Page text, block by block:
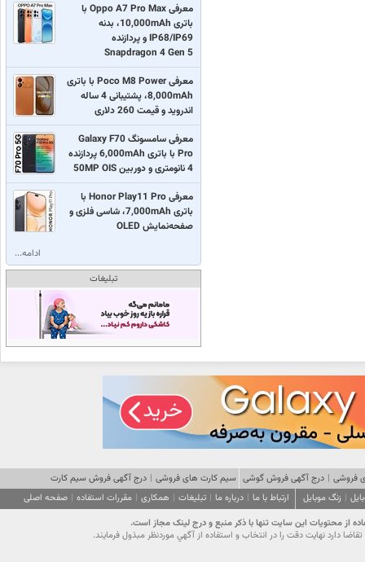
معرفی Oppo A7 Pro Max با
باتری 10,000mAh، بدنه
IP68/IP69 و پردازنده
Snapdragon 4 Gen 5
معرفی Poco M8 Power با باتری
8,000mAh، پشتیبانی 4 ساله
اندروید و قیمت 260 دلاری
معرفی سامسونگ Galaxy F70
Pro با باتری 6,000mAh پردازنده
4 نانومتری و دوربین 50MP OIS
معرفی Honor Play11 Pro با
باتری 7,000mAh، شاسی فلزی و
صفحه‌نمایش OLED
ادامه...
تبلیغات
فروشی | درج آگهی فروش گوشی سیم کارت های فروشی | درج آگهی فروش سیم کارت
| زنگ موبایل ارتباط با ما | درباره ما | تبلیغات | همکاری | مقررات استفاده | صفحه اصلی